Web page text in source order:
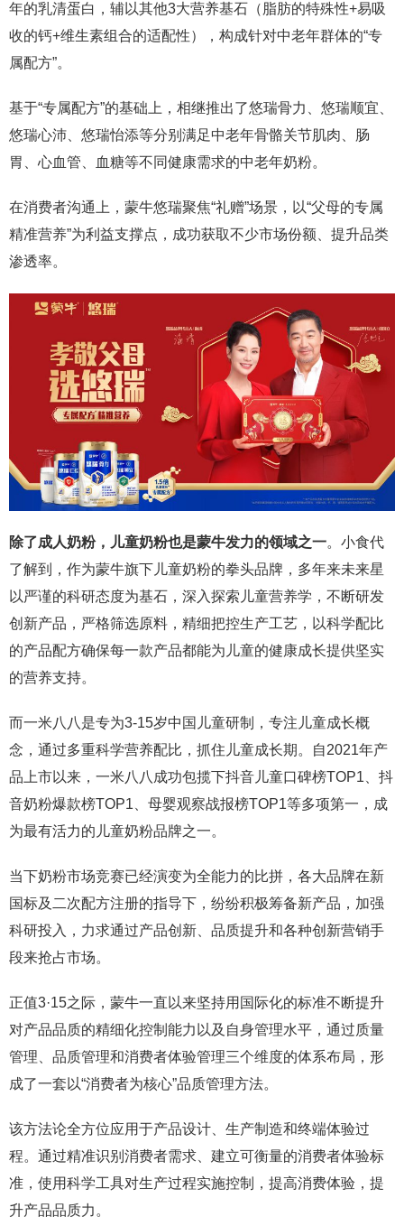
年的乳清蛋白，辅以其他3大营养基石（脂肪的特殊性+易吸
收的钙+维生素组合的适配性），构成针对中老年群体的“专
属配方”。
基于“专属配方”的基础上，相继推出了悠瑞骨力、悠瑞顺宜、
悠瑞心沛、悠瑞怡添等分别满足中老年骨骼关节肌肉、肠
胃、心血管、血糖等不同健康需求的中老年奶粉。
在消费者沟通上，蒙牛悠瑞聚焦“礼赠”场景，以“父母的专属
精准营养”为利益支撑点，成功获取不少市场份额、提升品类
渗透率。
除了成人奶粉，儿童奶粉也是蒙牛发力的领域之一。小食代
了解到，作为蒙牛旗下儿童奶粉的拳头品牌，多年来未来星
以严谨的科研态度为基石，深入探索儿童营养学，不断研发
创新产品，严格筛选原料，精细把控生产工艺，以科学配比
的产品配方确保每一款产品都能为儿童的健康成长提供坚实
的营养支持。
而一米八八是专为3-15岁中国儿童研制，专注儿童成长概
念，通过多重科学营养配比，抓住儿童成长期。自2021年产
品上市以来，一米八八成功包揽下抖音儿童口碑榜TOP1、抖
音奶粉爆款榜TOP1、母婴观察战报榜TOP1等多项第一，成
为最有活力的儿童奶粉品牌之一。
当下奶粉市场竞赛已经演变为全能力的比拼，各大品牌在新
国标及二次配方注册的指导下，纷纷积极筹备新产品，加强
科研投入，力求通过产品创新、品质提升和各种创新营销手
段来抢占市场。
正值3·15之际，蒙牛一直以来坚持用国际化的标准不断提升
对产品品质的精细化控制能力以及自身管理水平，通过质量
管理、品质管理和消费者体验管理三个维度的体系布局，形
成了一套以“消费者为核心”品质管理方法。
该方法论全方位应用于产品设计、生产制造和终端体验过
程。通过精准识别消费者需求、建立可衡量的消费者体验标
准，使用科学工具对生产过程实施控制，提高消费体验，提
升产品品质力。